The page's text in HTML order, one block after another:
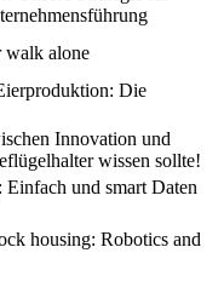
walk alone
Die
Innovation und
wissen sollte!
und smart Daten
housing: Robotics and